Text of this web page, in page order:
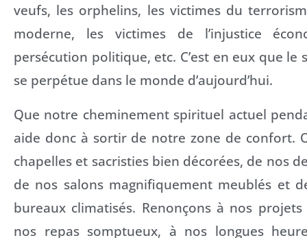
veufs, les orphelins, les victimes du
moderne, les victimes de l’injustice
persécution politique, etc. C’est en eux que le
se perpétue dans le monde d’aujourd’hui.
Que notre cheminement spirituel actuel
aide donc à sortir de notre zone de confort.
chapelles et sacristies bien décorées, de nos
de nos salons magnifiquement meublés et
bureaux climatisés. Renonçons à nos
nos repas somptueux, à nos longues